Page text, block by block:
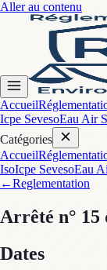
Aller au contenu
Accueil
Icpe SevesoEau Air
Catégories
Accueil
IsoIcpe SevesoEau
←Reglementation
Arrêté n° 15
Dates